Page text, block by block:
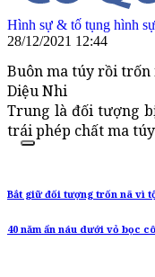
Hình sự & tố tụng hình sự
28/12/2021 12:44
Buôn ma túy rồi trốn
Diệu Nhi
Trung là đối tượng
trái phép chất ma
Bắt giữ đối tượng trốn nã vì
40 năm ẩn náu dưới vỏ bọc